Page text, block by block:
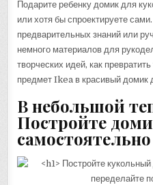
Подарите ребенку домик для
или хотя бы спроектируете
предварительных знаний или
немного материалов для
творческих идей, как
предмет Ikea в красивый домик
В небольшой
Постройте
самостоятельно